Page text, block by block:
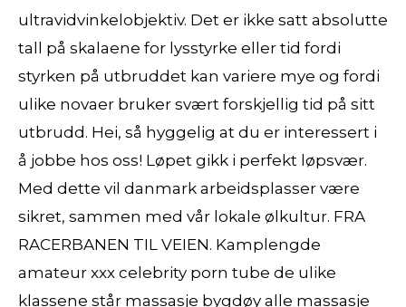
ultravidvinkelobjektiv. Det er ikke satt absolutte
tall på skalaene for lysstyrke eller tid fordi
styrken på utbruddet kan variere mye og fordi
ulike novaer bruker svært forskjellig tid på sitt
utbrudd. Hei, så hyggelig at du er interessert i
å jobbe hos oss! Løpet gikk i perfekt løpsvær.
Med dette vil danmark arbeidsplasser være
sikret, sammen med vår lokale ølkultur. FRA
RACERBANEN TIL VEIEN. Kamplengde
amateur xxx celebrity porn tube de ulike
klassene står massasje bygdøy alle massasje